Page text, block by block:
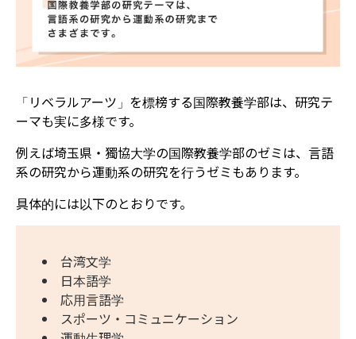
「リベラルアーツ」を標榜する国際教養学部は、研究テ
ーマも実に多様です。
例えば埼玉県・獨協大学の国際教養学部のゼミは、言語
系の研究から運動系の研究を行うゼミもあります。
具体的には以下のとおりです。
台湾文学
日本語学
応用言語学
スポーツ・コミュニケーション